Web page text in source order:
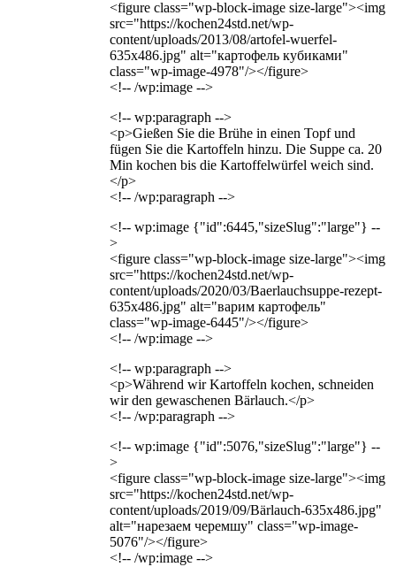
<figure class="wp-block-image size-large"><img
src="https://kochen24std.net/wp-
content/uploads/2013/08/artofel-wuerfel-
635x486.jpg" alt="картофель кубиками"
class="wp-image-4978"/></figure>
<!-- /wp:image -->
<!-- wp:paragraph -->
<p>Gießen Sie die Brühe in einen Topf und
fügen Sie die Kartoffeln hinzu. Die Suppe ca. 20
Min kochen bis die Kartoffelwürfel weich sind.
</p>
<!-- /wp:paragraph -->
<!-- wp:image {"id":6445,"sizeSlug":"large"} --
>
<figure class="wp-block-image size-large"><img
src="https://kochen24std.net/wp-
content/uploads/2020/03/Baerlauchsuppe-rezept-
635x486.jpg" alt="варим картофель"
class="wp-image-6445"/></figure>
<!-- /wp:image -->
<!-- wp:paragraph -->
<p>Während wir Kartoffeln kochen, schneiden
wir den gewaschenen Bärlauch.</p>
<!-- /wp:paragraph -->
<!-- wp:image {"id":5076,"sizeSlug":"large"} --
>
<figure class="wp-block-image size-large"><img
src="https://kochen24std.net/wp-
content/uploads/2019/09/Bärlauch-635x486.jpg"
alt="нарезаем черемшу" class="wp-image-
5076"/></figure>
<!-- /wp:image -->